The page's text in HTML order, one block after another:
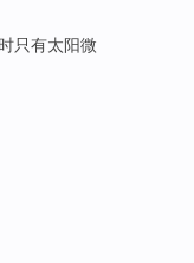
只有太阳微